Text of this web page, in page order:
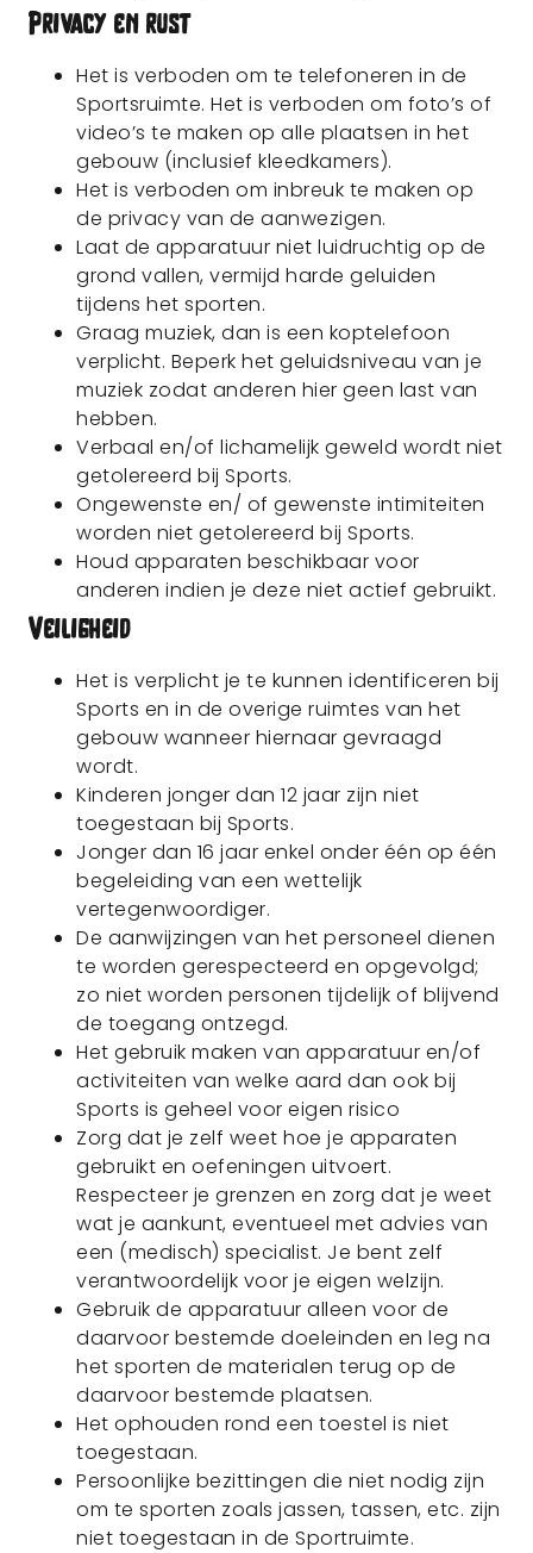
Privacy en rust
Het is verboden om te telefoneren in de
Sportsruimte. Het is verboden om foto’s of
video’s te maken op alle plaatsen in het
gebouw (inclusief kleedkamers).
Het is verboden om inbreuk te maken op
de privacy van de aanwezigen.
Laat de apparatuur niet luidruchtig op de
grond vallen, vermijd harde geluiden
tijdens het sporten.
Graag muziek, dan is een koptelefoon
verplicht. Beperk het geluidsniveau van je
muziek zodat anderen hier geen last van
hebben.
Verbaal en/of lichamelijk geweld wordt niet
getolereerd bij Sports.
Ongewenste en/ of gewenste intimiteiten
worden niet getolereerd bij Sports.
Houd apparaten beschikbaar voor
anderen indien je deze niet actief gebruikt.
Veiligheid
Het is verplicht je te kunnen identificeren bij
Sports en in de overige ruimtes van het
gebouw wanneer hiernaar gevraagd
wordt.
Kinderen jonger dan 12 jaar zijn niet
toegestaan bij Sports.
Jonger dan 16 jaar enkel onder één op één
begeleiding van een wettelijk
vertegenwoordiger.
De aanwijzingen van het personeel dienen
te worden gerespecteerd en opgevolgd;
zo niet worden personen tijdelijk of blijvend
de toegang ontzegd.
Het gebruik maken van apparatuur en/of
activiteiten van welke aard dan ook bij
Sports is geheel voor eigen risico
Zorg dat je zelf weet hoe je apparaten
gebruikt en oefeningen uitvoert.
Respecteer je grenzen en zorg dat je weet
wat je aankunt, eventueel met advies van
een (medisch) specialist. Je bent zelf
verantwoordelijk voor je eigen welzijn.
Gebruik de apparatuur alleen voor de
daarvoor bestemde doeleinden en leg na
het sporten de materialen terug op de
daarvoor bestemde plaatsen.
Het ophouden rond een toestel is niet
toegestaan.
Persoonlijke bezittingen die niet nodig zijn
om te sporten zoals jassen, tassen, etc. zijn
niet toegestaan in de Sportruimte.